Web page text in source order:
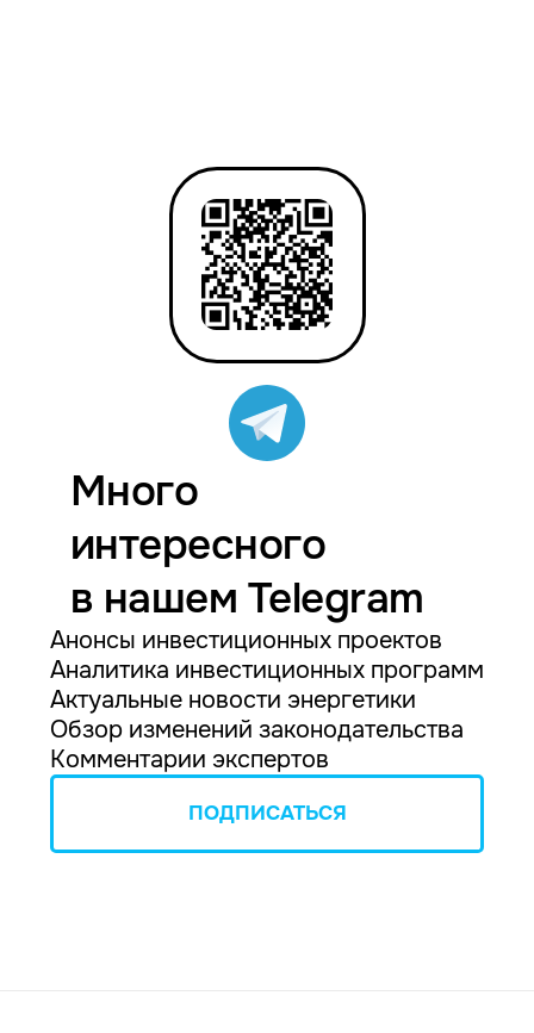
Много
интересного
в нашем Telegram
Анонсы инвестиционных проектов
Аналитика инвестиционных программ
Актуальные новости энергетики
Обзор изменений законодательства
Комментарии экспертов
ПОДПИСАТЬСЯ